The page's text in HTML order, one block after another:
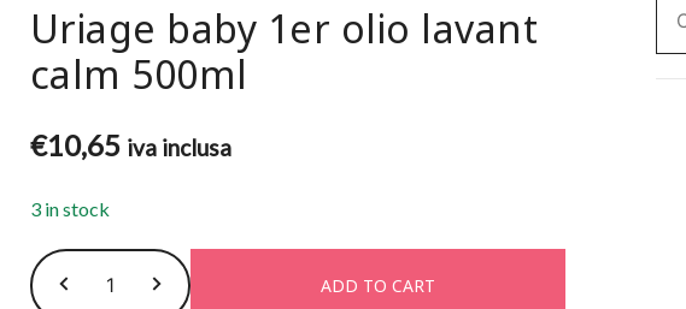
Uriage baby 1er olio lavant
calm 500ml
€10,65 iva inclusa
3 in stock
baby
ADD TO CART